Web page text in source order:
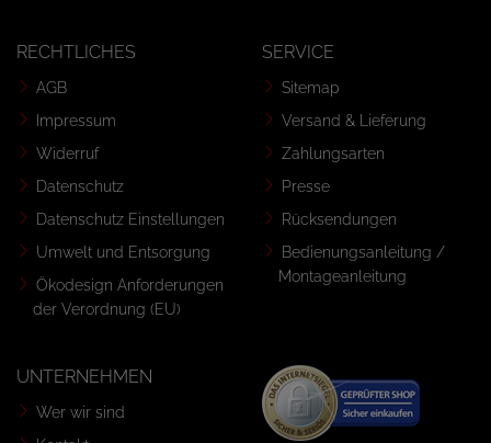
RECHTLICHES
AGB
Impressum
Widerruf
Datenschutz
Datenschutz Einstellungen
Umwelt und Entsorgung
Ökodesign Anforderungen
der Verordnung (EU)
SERVICE
Sitemap
Versand & Lieferung
Zahlungsarten
Presse
Rücksendungen
Bedienungsanleitung /
Montageanleitung
UNTERNEHMEN
Wer wir sind